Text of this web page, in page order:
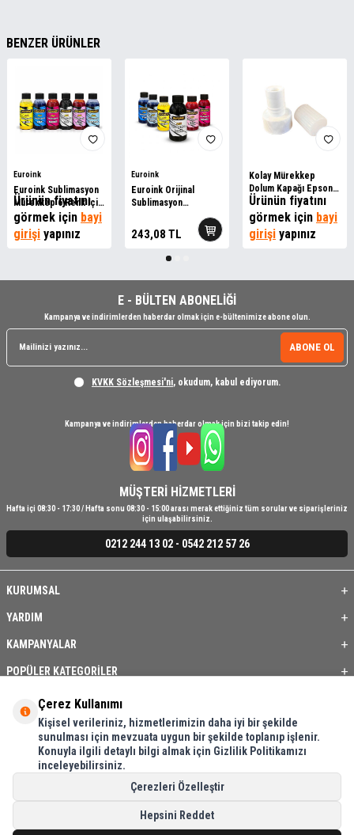
BENZER ÜRÜNLER
Euroink
Euroink Sublimasyon
Mürekkep 6 Renk İçin
Set
Ürünün fiyatını
görmek için bayi
girişi yapınız
Euroink
Euroink Orijinal
Sublimasyon
Mürekkepler - 100mlt.
243,08 TL
Kolay Mürekkep
Dolum Kapağı Epson
Eco Tank Uyumlu
Ürünün fiyatını
görmek için bayi
girişi yapınız
E - BÜLTEN ABONELİĞİ
Kampanya ve indirimlerden haberdar olmak için e-bültenimize abone olun.
ABONE OL
KVKK Sözleşmesi'ni, okudum, kabul ediyorum.
Kampanya ve indirimlerden haberdar olmak için bizi takip edin!
MÜŞTERİ HİZMETLERİ
Hafta içi 08:30 - 17:30 / Hafta sonu 08:30 - 15:00 arası merak ettiğiniz tüm sorular ve siparişleriniz
için ulaşabilirsiniz.
0212 244 13 02 - 0542 212 57 26
KURUMSAL
YARDIM
KAMPANYALAR
POPÜLER KATEGORİLER
ÜYE / BAYİ
ÖNE ÇIKAN ÜRÜNLER
BASKI REHBERİ
İLETİŞİM
Çerez Kullanımı
Kişisel verileriniz, hizmetlerimizin daha iyi bir şekilde
sunulması için mevzuata uygun bir şekilde toplanıp işlenir.
Konuyla ilgili detaylı bilgi almak için Gizlilik Politikamızı
inceleyebilirsiniz.
Çerezleri Özelleştir
Hepsini Reddet